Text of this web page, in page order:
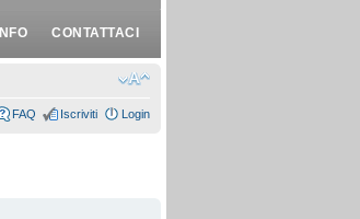
INFO CONTATTACI
FAQ Iscriviti Login